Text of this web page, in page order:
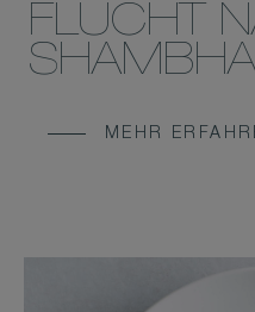
FLUCHT
MEHR